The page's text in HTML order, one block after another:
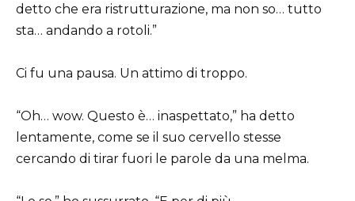
detto che era ristrutturazione, ma non so… tutto
sta… andando a rotoli.”
Ci fu una pausa. Un attimo di troppo.
“Oh… wow. Questo è… inaspettato,” ha detto
lentamente, come se il suo cervello stesse
cercando di tirar fuori le parole da una melma.